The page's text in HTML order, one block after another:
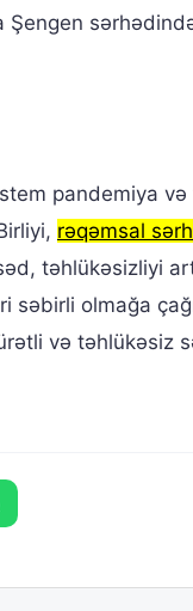
pandemiya
rəqəmsal
təhlükəsizliyi
olmağa
və təhlükəsiz